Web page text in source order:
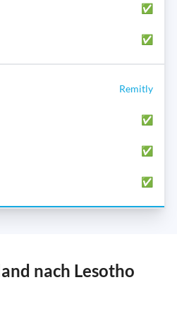
✅
✅
Remitly
✅
✅
✅
nach Lesotho